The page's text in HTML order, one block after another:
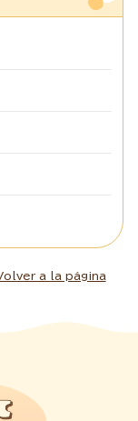
a la página